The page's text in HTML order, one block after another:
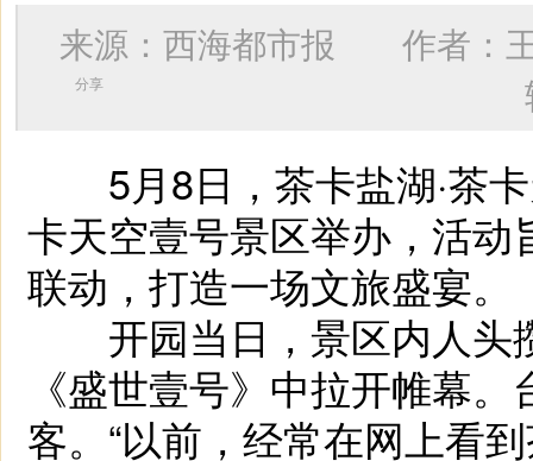
来源：西海都市报 作者：
分享
5月8日，茶卡盐湖·茶卡
卡天空壹号景区举办，活
联动，打造一场文旅盛宴。
开园当日，景区内人头
《盛世壹号》中拉开帷幕
客。“以前，经常在网上看